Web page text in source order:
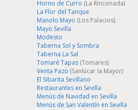
Horno de Curro (La Rinconada)
La Flor del Tanque
Manolo Mayo (Los Palacios)
Mayo Sevilla
Modesto
Taberna Sol y Sombra
Taberna La Sal
Tomaré Tapas (Tomares)
Venta Pazo (Sanlúcar la Mayor)
El Sibarita Sevillano
Restaurantes en Sevilla
Menús de Navidad en Sevilla
Menús de San Valentín en Sevilla